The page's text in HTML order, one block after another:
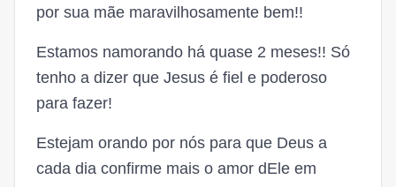
por sua mãe maravilhosamente bem!!
Estamos namorando há quase 2 meses!! Só
tenho a dizer que Jesus é fiel e poderoso
para fazer!
Estejam orando por nós para que Deus a
cada dia confirme mais o amor dEle em